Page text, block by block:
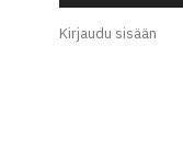
Kirjaudu sisään